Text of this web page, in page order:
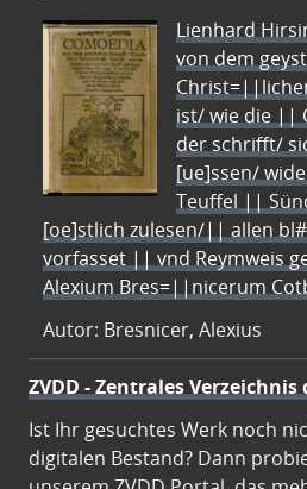
Lienhard
von dem
ist/ wie die ||
der schrifft/
[ue]ssen/
Teuffel ||
[oe]stlich zulesen/|| allen
vorfasset || vnd Reymweis
Alexium Bres=||nicerum
Autor: Bresnicer, Alexius
ZVDD - Zentrales
Ist Ihr gesuchtes Werk noch
digitalen Bestand? Dann